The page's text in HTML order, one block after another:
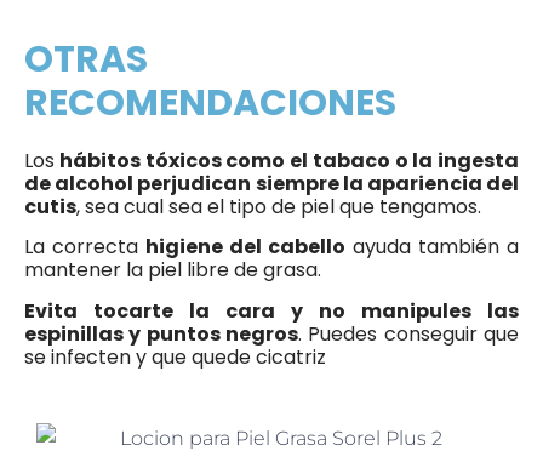
OTRAS
RECOMENDACIONES
Los hábitos tóxicos como el tabaco o la ingesta
de alcohol perjudican siempre la apariencia del
cutis, sea cual sea el tipo de piel que tengamos.
La correcta higiene del cabello ayuda también a
mantener la piel libre de grasa.
Evita tocarte la cara y no manipules las
espinillas y puntos negros. Puedes conseguir que
se infecten y que quede cicatriz